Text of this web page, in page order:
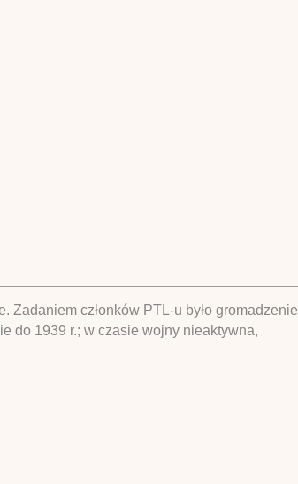
członków PTL-u było gromadzenie
do 1939 r.; w czasie wojny nieaktywna,